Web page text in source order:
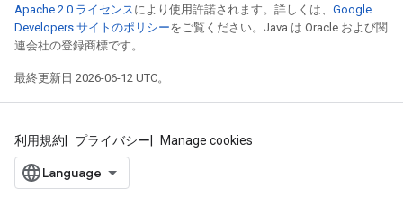
Apache 2.0 ライセンスにより使用許諾されます。詳しくは、 Google
Developers サイトのポリシーをご覧ください。Java は Oracle および関
連会社の登録商標です。
最終更新日 2026-06-12 UTC。
利用規約 プライバシー Manage cookies